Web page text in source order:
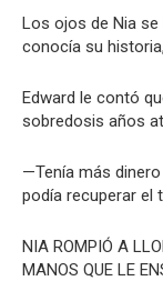
Los ojos de Nia se
conocía su
Edward le contó
sobredosis años
—Tenía más
podía recuperar el
NIA ROMPIÓ A
MANOS QUE LE